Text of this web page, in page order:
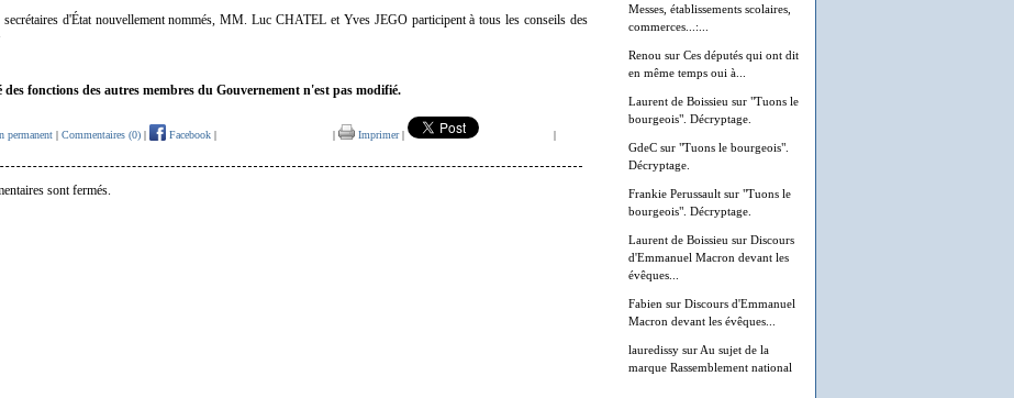
Messes, établissements scolaires,
commerces...:...
Renou sur Ces députés qui ont dit
en même temps oui à...
Laurent de Boissieu sur "Tuons le
bourgeois". Décryptage.
GdeC sur "Tuons le bourgeois".
Décryptage.
Frankie Perussault sur "Tuons le
bourgeois". Décryptage.
Laurent de Boissieu sur Discours
d'Emmanuel Macron devant les
évêques...
Fabien sur Discours d'Emmanuel
Macron devant les évêques...
lauredissy sur Au sujet de la
marque Rassemblement national
secrétaires d'État nouvellement nommés, MM. Luc CHATEL et Yves JEGO participent à tous les conseils des
fonctions des autres membres du Gouvernement n'est pas modifié.
permanent | Commentaires (0) | Facebook | | Imprimer| |
sont fermés.